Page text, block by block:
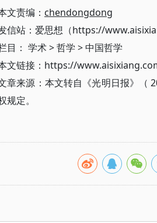
文责编： chendongdong
信站：爱思想（https://
目： 学术>哲学 >中国哲学
文链接：https://
章来源：本文转自《光明日报》（
规定。